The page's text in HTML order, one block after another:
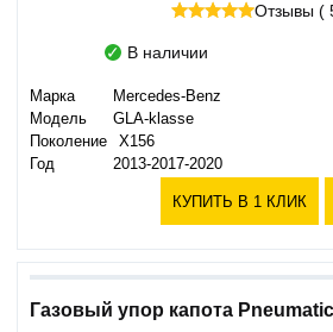
Отзывы (
В наличии
Марка
Mercedes-Benz
Модель
GLA-klasse
Поколение
X156
Год
2013-2017-2020
КУПИТЬ В 1 КЛИК
Газовый упор капота